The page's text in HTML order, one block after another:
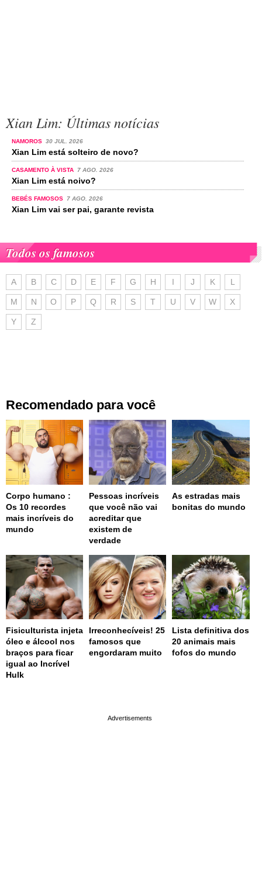
Xian Lim: Últimas notícias
NAMOROS 30 JUL. 2026
Xian Lim está solteiro de novo?
CASAMENTO À VISTA 7 AGO. 2026
Xian Lim está noivo?
BEBÉS FAMOSOS 7 AGO. 2026
Xian Lim vai ser pai, garante revista
Todos os famosos
A B C D E F G H I J K L
M N O P Q R S T U V W X
Y Z
Recomendado para você
Corpo humano :
Os 10 recordes
mais incríveis do
mundo
Pessoas incríveis
que você não vai
acreditar que
existem de
verdade
As estradas mais
bonitas do mundo
Fisiculturista injeta
óleo e álcool nos
braços para ficar
igual ao Incrível
Hulk
Irreconhecíveis! 25
famosos que
engordaram muito
Lista definitiva dos
20 animais mais
fofos do mundo